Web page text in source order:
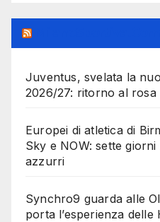
Juventus, svelata la
2026/27: ritorno al
Europei di atletica di
Sky e NOW: sette
azzurri
Synchro9 guarda alle
porta l’esperienza